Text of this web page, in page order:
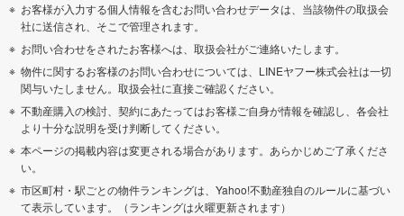
お客様が入力する個人情報を含むお問い合わせデータは、当該物件の取扱会
社に送信され、そこで管理されます。
お問い合わせをされたお客様へは、取扱会社がご連絡いたします。
物件に関するお客様のお問い合わせについては、LINEヤフー株式会社は一切
関与いたしません。取扱会社に直接ご確認ください。
不動産購入の検討、契約にあたってはお客様ご自身が情報を確認し、各会社
より十分な説明を受け判断してください。
本ページの掲載内容は変更される場合があります。あらかじめご了承くださ
い。
市区町村・駅ごとの物件ランキングは、Yahoo!不動産独自のルールに基づい
て表示しています。（ランキングは火曜更新されます）